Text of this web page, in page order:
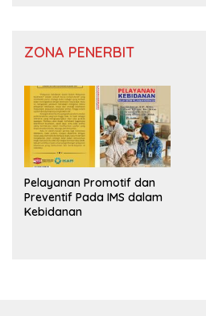
ZONA PENERBIT
Pelayanan Promotif dan
Preventif Pada IMS dalam
Kebidanan